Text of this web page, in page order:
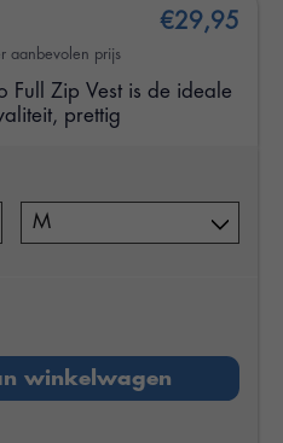
aanbevolen prijs
€29,95
Full Zip Vest is de ideale
prettig
winkelwagen